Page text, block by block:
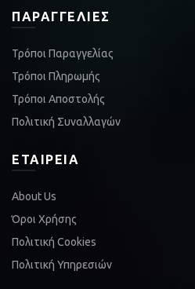
ΠΑΡΑΓΓΕΛΊΕΣ
Τρόποι Παραγγελίας
Τρόποι Πληρωμής
Τρόποι Αποστολής
Πολιτική Συναλλαγών
ΕΤΑΙΡΕΊΑ
About Us
Όροι Χρήσης
Πολιτική Cookies
Πολιτική Υπηρεσιών